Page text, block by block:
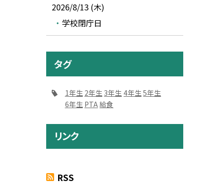
2026/8/13 (木)
学校閉庁日
タグ
1年生 2年生 3年生 4年生 5年生
6年生 PTA 給食
リンク
RSS